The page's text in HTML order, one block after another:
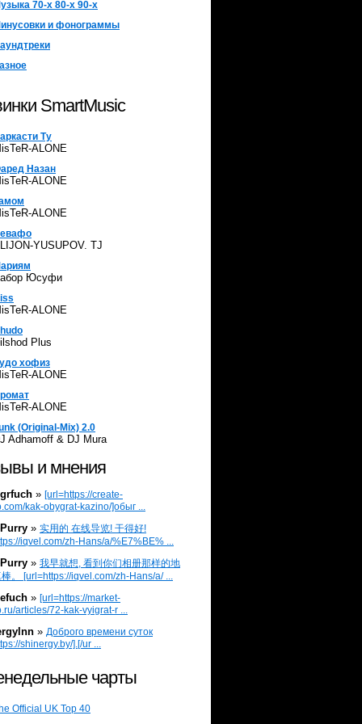
70-х 80-х 90-х
и фонограммы
SmartMusic
Ту
ALONE
Назан
ALONE
ALONE
YUSUPOV. TJ
Юсуфи
ALONE
Plus
хофиз
ALONE
ALONE
(Original-Mix) 2.0
Adhamoff & DJ Mura
и мнения
» [url=https://create-
kak-obygrat-kazino/]обыг ...
» 实用的 在线导览! 干得好!
iqvel.com/zh-Hans/a/%E7%BE% ...
» 我早就想, 看到你们相册那样的地
。 [url=https://iqvel.com/zh-Hans/a/ ...
» [url=https://market-
articles/72-kak-vyigrat-r ...
» Доброго времени суток
shinergy.by/].[/ur ...
чарты
Official UK Top 40